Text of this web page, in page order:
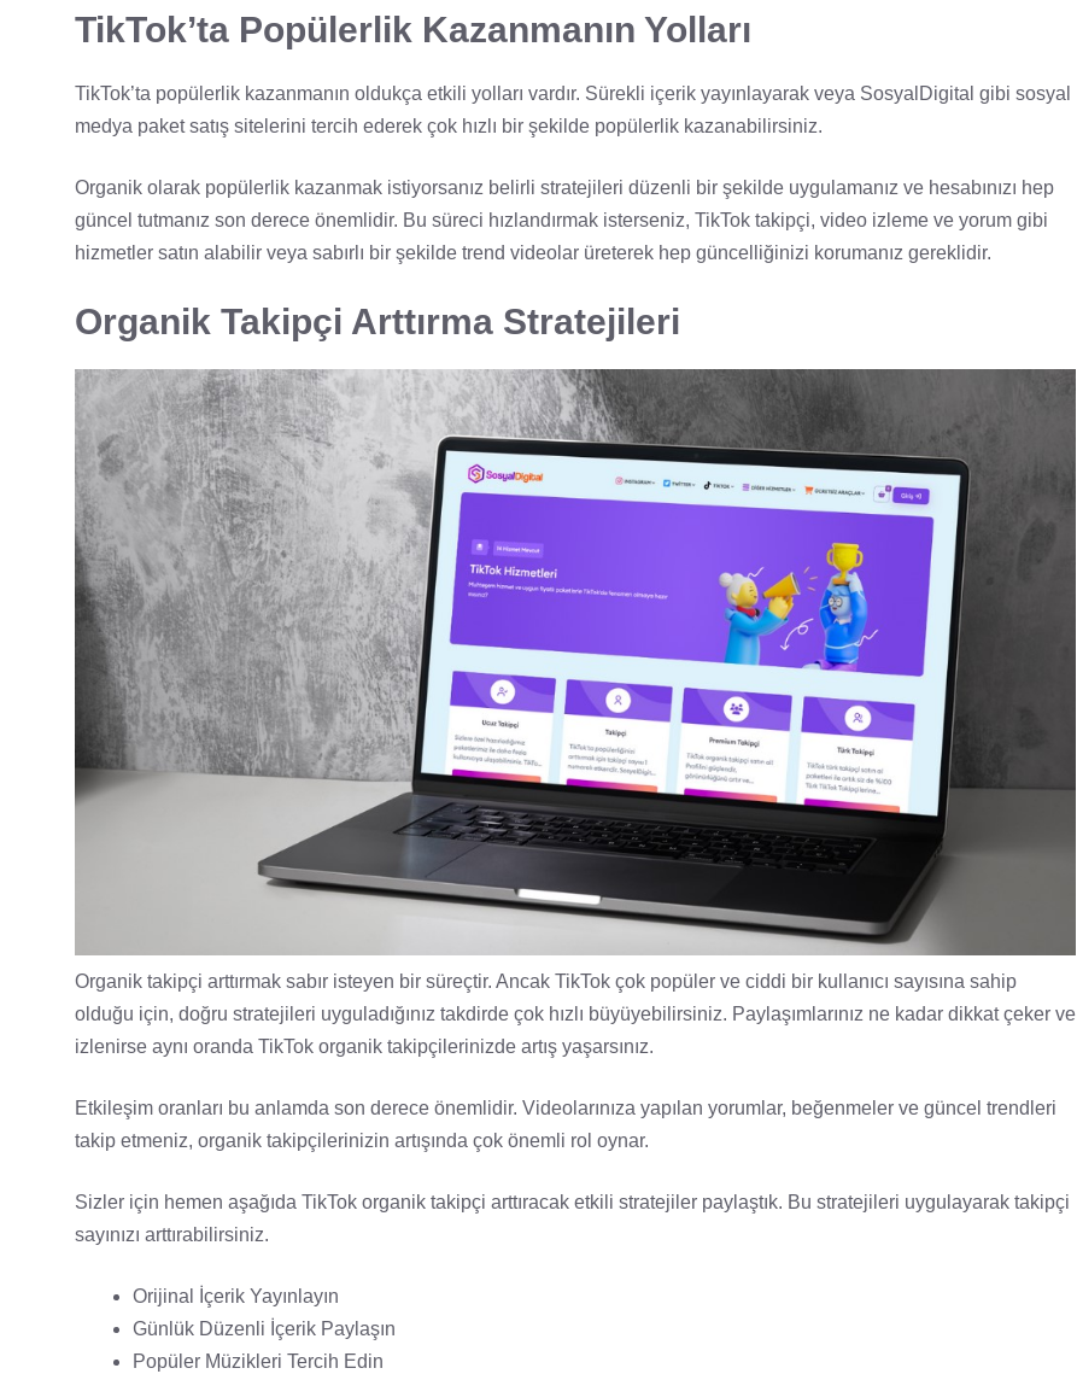
TikTok’ta Popülerlik Kazanmanın Yolları
TikTok’ta popülerlik kazanmanın oldukça etkili yolları vardır. Sürekli içerik yayınlayarak veya SosyalDigital gibi sosyal
medya paket satış sitelerini tercih ederek çok hızlı bir şekilde popülerlik kazanabilirsiniz.
Organik olarak popülerlik kazanmak istiyorsanız belirli stratejileri düzenli bir şekilde uygulamanız ve hesabınızı hep
güncel tutmanız son derece önemlidir. Bu süreci hızlandırmak isterseniz, TikTok takipçi, video izleme ve yorum gibi
hizmetler satın alabilir veya sabırlı bir şekilde trend videolar üreterek hep güncelliğinizi korumanız gereklidir.
Organik Takipçi Arttırma Stratejileri
Organik takipçi arttırmak sabır isteyen bir süreçtir. Ancak TikTok çok popüler ve ciddi bir kullanıcı sayısına sahip
olduğu için, doğru stratejileri uyguladığınız takdirde çok hızlı büyüyebilirsiniz. Paylaşımlarınız ne kadar dikkat çeker ve
izlenirse aynı oranda TikTok organik takipçilerinizde artış yaşarsınız.
Etkileşim oranları bu anlamda son derece önemlidir. Videolarınıza yapılan yorumlar, beğenmeler ve güncel trendleri
takip etmeniz, organik takipçilerinizin artışında çok önemli rol oynar.
Sizler için hemen aşağıda TikTok organik takipçi arttıracak etkili stratejiler paylaştık. Bu stratejileri uygulayarak takipçi
sayınızı arttırabilirsiniz.
Orijinal İçerik Yayınlayın
Günlük Düzenli İçerik Paylaşın
Popüler Müzikleri Tercih Edin